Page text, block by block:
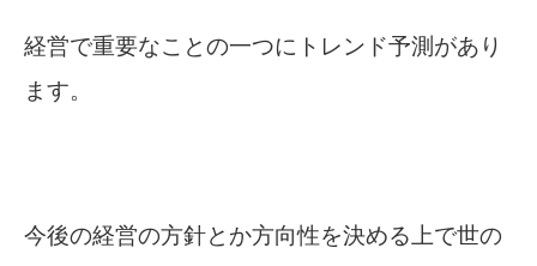
経営で重要なことの一つにトレンド予測があり
ます。
今後の経営の方針とか方向性を決める上で世の